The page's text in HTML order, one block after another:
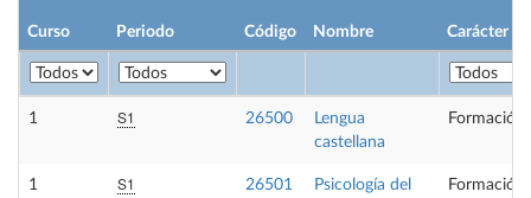
Curso Periodo Código Nombre Carácter
1 S1 26500
Lengua
castellana
Formación
1 S1 26501
Psicología del
Formación